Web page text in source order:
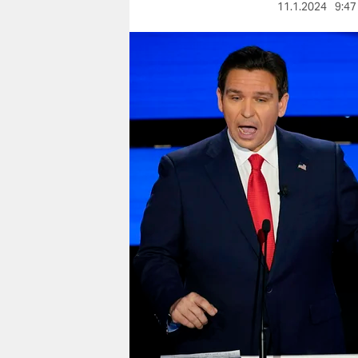
nord
verlag
veranstaltungen
shop
fragen & hilfe
unterstützen
genossenschaft
11.1.2024